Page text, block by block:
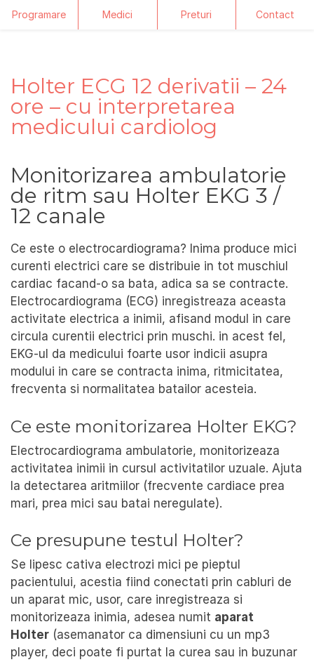
content
Programare Medici Preturi Contact
Holter ECG 12 derivatii – 24
ore – cu interpretarea
medicului cardiolog
Monitorizarea ambulatorie
de ritm sau Holter EKG 3 /
12 canale
Ce este o electrocardiograma? Inima produce mici
curenti electrici care se distribuie in tot muschiul
cardiac facand-o sa bata, adica sa se contracte.
Electrocardiograma (ECG) inregistreaza aceasta
activitate electrica a inimii, afisand modul in care
circula curentii electrici prin muschi. in acest fel,
EKG-ul da medicului foarte usor indicii asupra
modului in care se contracta inima, ritmicitatea,
frecventa si normalitatea batailor acesteia.
Ce este monitorizarea Holter EKG?
Electrocardiograma ambulatorie, monitorizeaza
activitatea inimii in cursul activitatilor uzuale. Ajuta
la detectarea aritmiilor (frecvente cardiace prea
mari, prea mici sau batai neregulate).
Ce presupune testul Holter?
Se lipesc cativa electrozi mici pe pieptul
pacientului, acestia fiind conectati prin cabluri de
un aparat mic, usor, care inregistreaza si
monitorizeaza inimia, adesea numit aparat
Holter (asemanator ca dimensiuni cu un mp3
player, deci poate fi purtat la curea sau in buzunar